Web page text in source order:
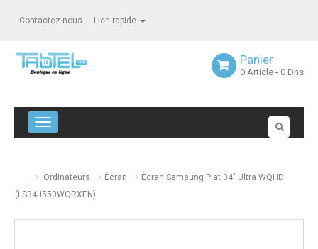
Contactez-nous Lien rapide
Panier
0 Article - 0 Dhs
Navigation bascule
Ordinateurs Écran
Écran Samsung Plat 34" Ultra WQHD
(LS34J550WQRXEN)